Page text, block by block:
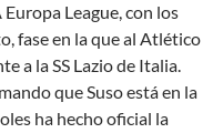
League, con los
fase en la que al Atlético
a la SS Lazio de Italia.
que Suso está en la
ha hecho oficial la